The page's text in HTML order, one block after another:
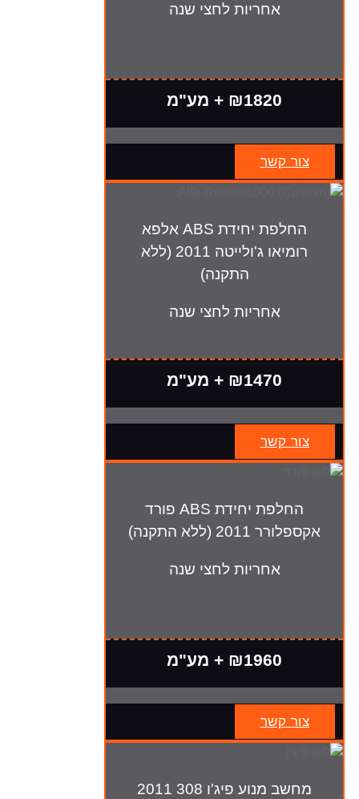
אחריות לחצי שנה
₪1820 + מע"מ
צור קשר
החלפת יחידת ABS אלפא
רומיאו ג'ולייטה 2011 (ללא
התקנה)
אחריות לחצי שנה
₪1470 + מע"מ
צור קשר
החלפת יחידת ABS פורד
אקספלורר 2011 (ללא התקנה)
אחריות לחצי שנה
₪1960 + מע"מ
צור קשר
מחשב מנוע פיג'ו 308 2011